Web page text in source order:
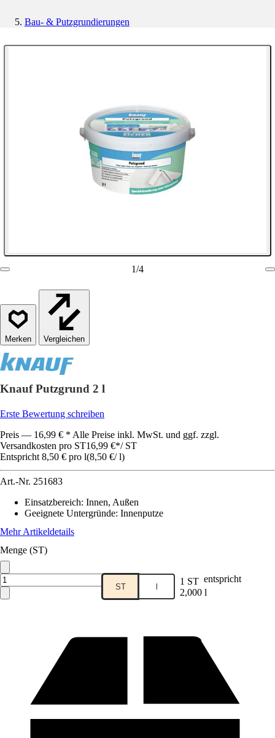
Bau- & Putzgrundierungen
1/4
Vergleichen
Knauf Putzgrund 2 l
Erste Bewertung schreiben
Preis — 16,99 € * Alle Preise inkl. MwSt. und ggf. zzgl.
Versandkosten pro ST16,99 €*/ ST
Entspricht 8,50 € pro l(8,50 €/ l)
Art.-Nr. 251683
Einsatzbereich: Innen, Außen
Geeignete Untergründe: Innenputze
Mehr Artikeldetails
Menge (ST)
ST l 1 ST entspricht
2,000 l